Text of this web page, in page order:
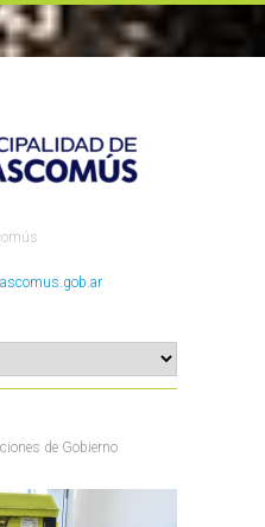
de Gobierno